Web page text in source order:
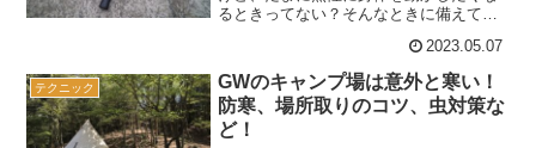
るときってない？そんなときに備えてお
ご紹介。(function(b,c,f,g,a,d,e)
{b.MoshimoAffiliateO...
2023.05.07
テクニック
GWのキャンプ場は意外と寒い！
防寒、場所取りのコツ、虫対策な
ど！